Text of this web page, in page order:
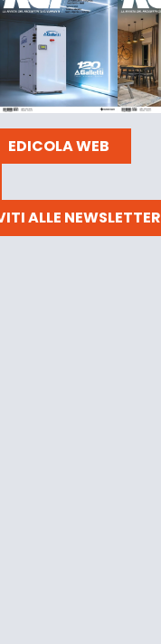
EDICOLA WEB
ALLE NEWSLETTER